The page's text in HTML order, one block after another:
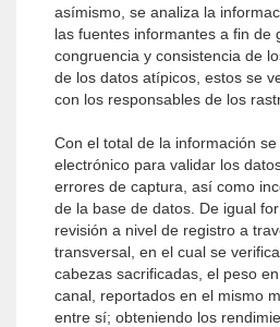
asímismo, se analiza la
las fuentes informantes a fin de
congruencia y consistencia de
de los datos atípicos, estos se
con los responsables de los
Con el total de la información
electrónico para validar los
errores de captura, así como
de la base de datos. De igual
revisión a nivel de registro a
transversal, en el cual se
cabezas sacrificadas, el peso
canal, reportados en el mismo
entre sí; obteniendo los